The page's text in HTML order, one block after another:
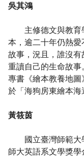
吳其鴻
主修德文與教育
本，逾二十年仍熱
故事，況且，誰沒
重讀自己的生命故
專書《繪本教養地
於「海狗房東繪本海
黃筱茵
國立臺灣師範大
師大英語系文學獎